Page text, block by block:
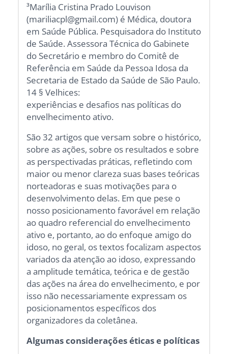
³Marília Cristina Prado Louvison
(mariliacpl@gmail.com) é Médica, doutora
em Saúde Pública. Pesquisadora do Instituto
de Saúde. Assessora Técnica do Gabinete
do Secretário e membro do Comitê de
Referência em Saúde da Pessoa Idosa da
Secretaria de Estado da Saúde de São Paulo.
14 § Velhices:
experiências e desafios nas políticas do
envelhecimento ativo.
São 32 artigos que versam sobre o histórico,
sobre as ações, sobre os resultados e sobre
as perspectivadas práticas, refletindo com
maior ou menor clareza suas bases teóricas
norteadoras e suas motivações para o
desenvolvimento delas. Em que pese o
nosso posicionamento favorável em relação
ao quadro referencial do envelhecimento
ativo e, portanto, ao do enfoque amigo do
idoso, no geral, os textos focalizam aspectos
variados da atenção ao idoso, expressando
a amplitude temática, teórica e de gestão
das ações na área do envelhecimento, e por
isso não necessariamente expressam os
posicionamentos específicos dos
organizadores da coletânea.
Algumas considerações éticas e políticas